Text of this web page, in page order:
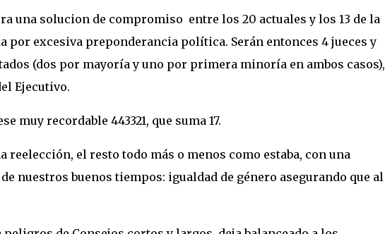
una solucion de compromiso entre los 20 actuales y los 13 de la
excesiva preponderancia política. Serán entonces 4 jueces y
(dos por mayoría y uno por primera minoría en ambos casos),
Ejecutivo.
muy recordable 443321, que suma 17.
reelección, el resto todo más o menos como estaba, con una
nuestros buenos tiempos: igualdad de género asegurando que al